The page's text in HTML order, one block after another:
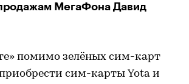
МегаФона Давид
помимо зелёных сим-карт
сим-карты Yota и